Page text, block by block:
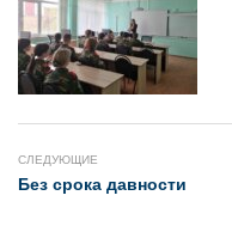
СЛЕДУЮЩИЕ
Без срока давности